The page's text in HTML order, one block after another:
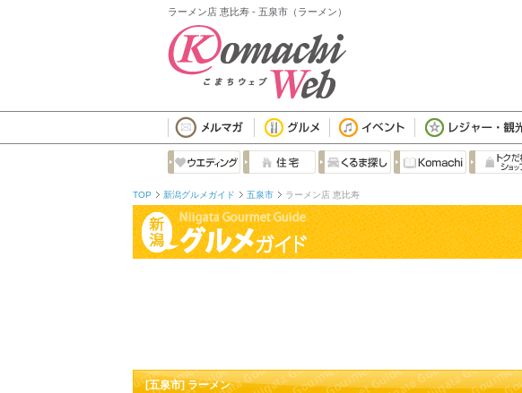
ラーメン店 恵比寿 - 五泉市（ラーメン）
TOP 新潟グルメガイド 五泉市 ラーメン店 恵比寿
[五泉市] ラーメン